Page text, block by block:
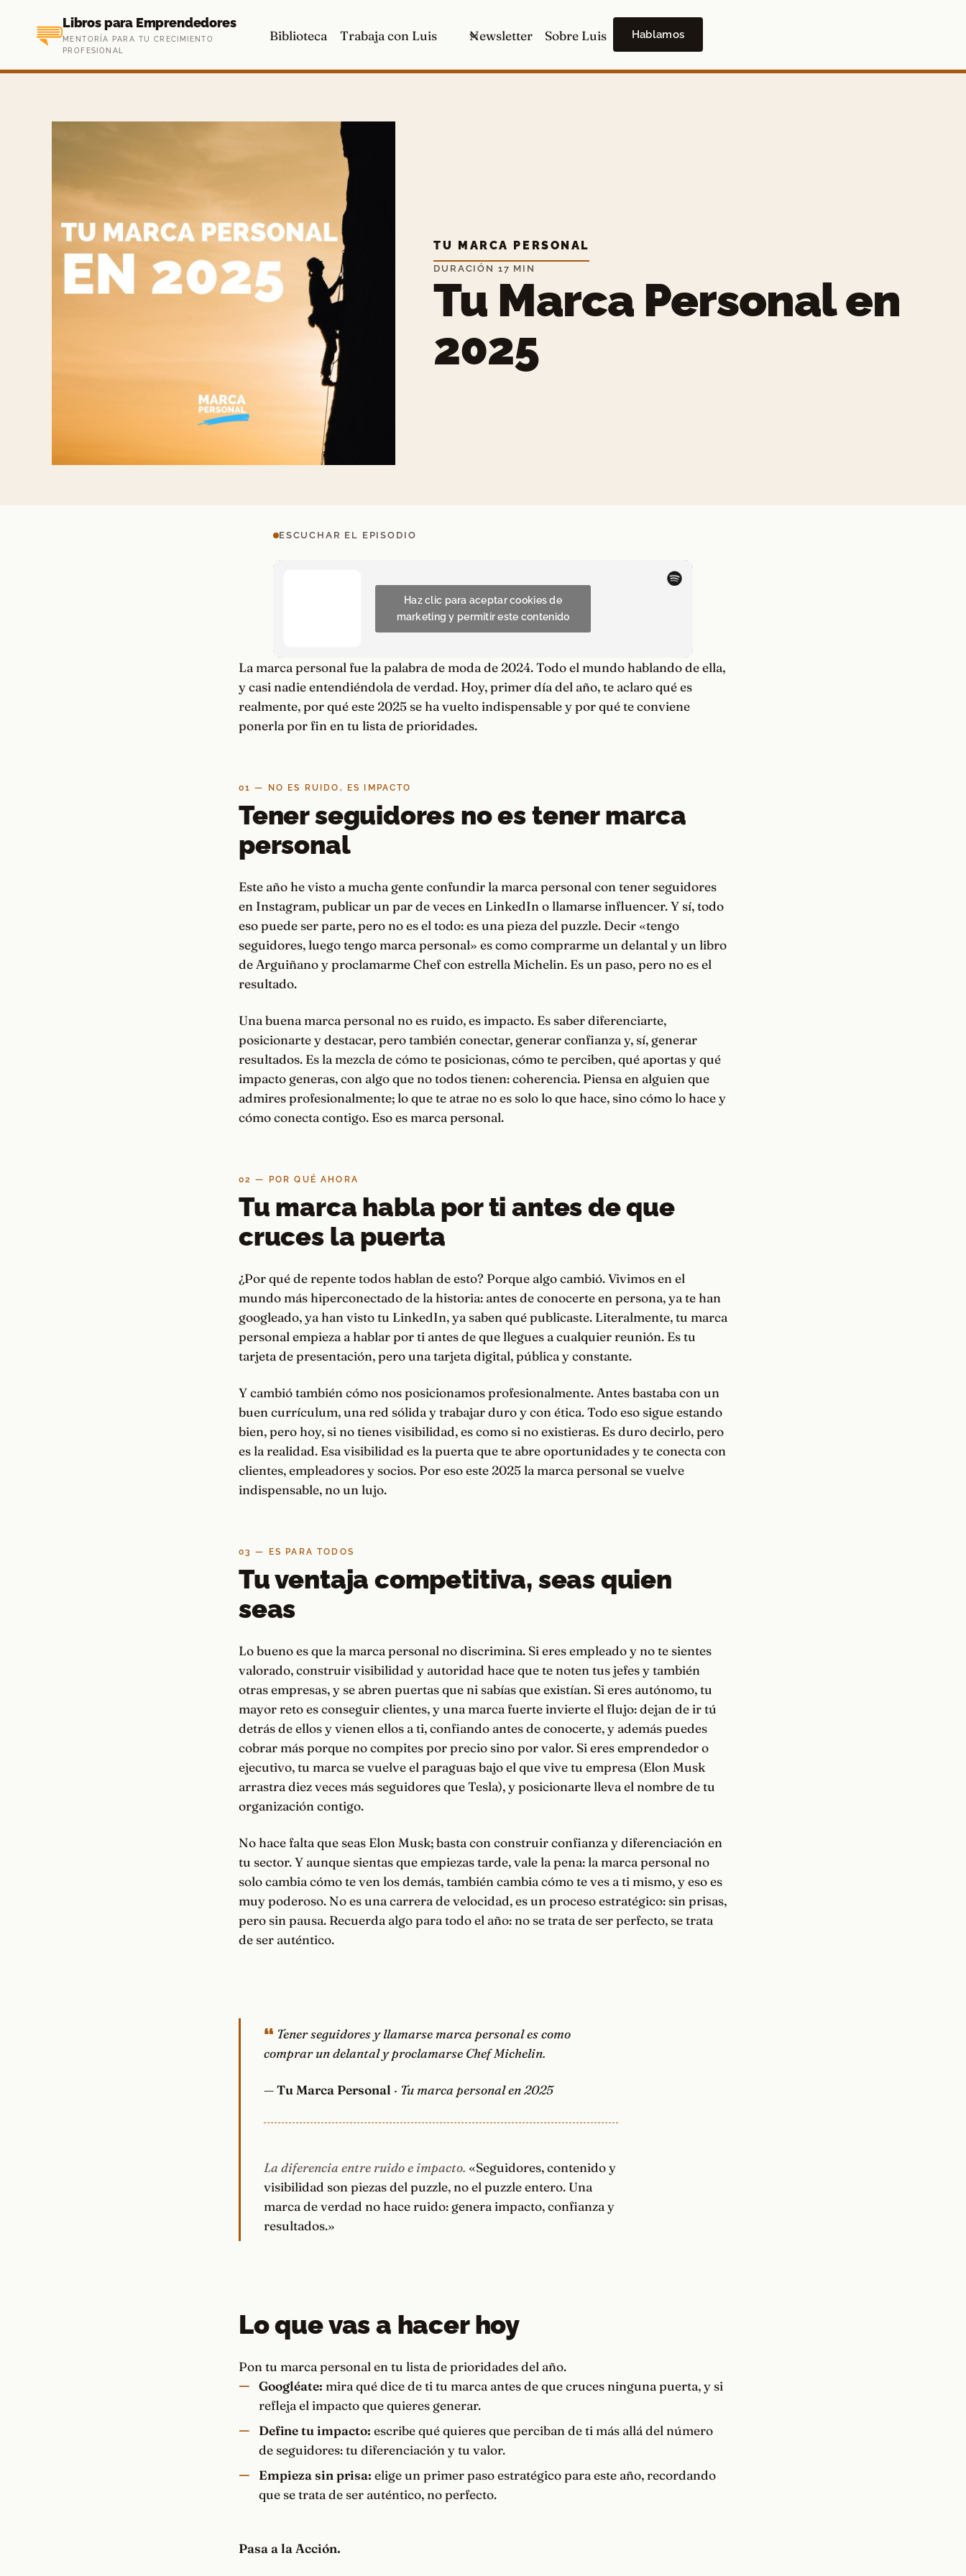
contenido
Libros para Emprendedores
MENTORÍA PARA TU CRECIMIENTO
PROFESIONAL
Biblioteca Trabaja con Luis Newsletter Sobre Luis Hablamos
TU MARCA PERSONAL
DURACIÓN 17 MIN
Tu Marca Personal en
2025
ESCUCHAR EL EPISODIO
Haz clic para aceptar cookies de
marketing y permitir este contenido
La marca personal fue la palabra de moda de 2024. Todo el mundo hablando de ella,
y casi nadie entendiéndola de verdad. Hoy, primer día del año, te aclaro qué es
realmente, por qué este 2025 se ha vuelto indispensable y por qué te conviene
ponerla por fin en tu lista de prioridades.
01 — NO ES RUIDO, ES IMPACTO
Tener seguidores no es tener marca
personal
Este año he visto a mucha gente confundir la marca personal con tener seguidores
en Instagram, publicar un par de veces en LinkedIn o llamarse influencer. Y sí, todo
eso puede ser parte, pero no es el todo: es una pieza del puzzle. Decir «tengo
seguidores, luego tengo marca personal» es como comprarme un delantal y un libro
de Arguiñano y proclamarme Chef con estrella Michelin. Es un paso, pero no es el
resultado.
Una buena marca personal no es ruido, es impacto. Es saber diferenciarte,
posicionarte y destacar, pero también conectar, generar confianza y, sí, generar
resultados. Es la mezcla de cómo te posicionas, cómo te perciben, qué aportas y qué
impacto generas, con algo que no todos tienen: coherencia. Piensa en alguien que
admires profesionalmente; lo que te atrae no es solo lo que hace, sino cómo lo hace y
cómo conecta contigo. Eso es marca personal.
02 — POR QUÉ AHORA
Tu marca habla por ti antes de que
cruces la puerta
¿Por qué de repente todos hablan de esto? Porque algo cambió. Vivimos en el
mundo más hiperconectado de la historia: antes de conocerte en persona, ya te han
googleado, ya han visto tu LinkedIn, ya saben qué publicaste. Literalmente, tu marca
personal empieza a hablar por ti antes de que llegues a cualquier reunión. Es tu
tarjeta de presentación, pero una tarjeta digital, pública y constante.
Y cambió también cómo nos posicionamos profesionalmente. Antes bastaba con un
buen currículum, una red sólida y trabajar duro y con ética. Todo eso sigue estando
bien, pero hoy, si no tienes visibilidad, es como si no existieras. Es duro decirlo, pero
es la realidad. Esa visibilidad es la puerta que te abre oportunidades y te conecta con
clientes, empleadores y socios. Por eso este 2025 la marca personal se vuelve
indispensable, no un lujo.
03 — ES PARA TODOS
Tu ventaja competitiva, seas quien
seas
Lo bueno es que la marca personal no discrimina. Si eres empleado y no te sientes
valorado, construir visibilidad y autoridad hace que te noten tus jefes y también
otras empresas, y se abren puertas que ni sabías que existían. Si eres autónomo, tu
mayor reto es conseguir clientes, y una marca fuerte invierte el flujo: dejan de ir tú
detrás de ellos y vienen ellos a ti, confiando antes de conocerte, y además puedes
cobrar más porque no compites por precio sino por valor. Si eres emprendedor o
ejecutivo, tu marca se vuelve el paraguas bajo el que vive tu empresa (Elon Musk
arrastra diez veces más seguidores que Tesla), y posicionarte lleva el nombre de tu
organización contigo.
No hace falta que seas Elon Musk; basta con construir confianza y diferenciación en
tu sector. Y aunque sientas que empiezas tarde, vale la pena: la marca personal no
solo cambia cómo te ven los demás, también cambia cómo te ves a ti mismo, y eso es
muy poderoso. No es una carrera de velocidad, es un proceso estratégico: sin prisas,
pero sin pausa. Recuerda algo para todo el año: no se trata de ser perfecto, se trata
de ser auténtico.
Tener seguidores y llamarse marca personal es como
comprar un delantal y proclamarse Chef Michelin.
—Tu Marca Personal · Tu marca personal en 2025
La diferencia entre ruido e impacto. «Seguidores, contenido y
visibilidad son piezas del puzzle, no el puzzle entero. Una
marca de verdad no hace ruido: genera impacto, confianza y
resultados.»
Lo que vas a hacer hoy
Pon tu marca personal en tu lista de prioridades del año.
Googléate: mira qué dice de ti tu marca antes de que cruces ninguna puerta, y si
refleja el impacto que quieres generar.
Define tu impacto: escribe qué quieres que perciban de ti más allá del número
de seguidores: tu diferenciación y tu valor.
Empieza sin prisa: elige un primer paso estratégico para este año, recordando
que se trata de ser auténtico, no perfecto.
Pasa a la Acción.